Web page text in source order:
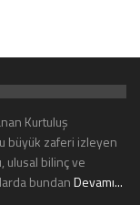
Kurtuluş
büyük zaferi izleyen
ulusal bilinç ve
bundanDevamı...